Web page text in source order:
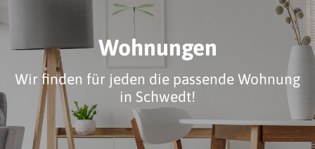
Wohnungen
Wir finden für jeden die passende Wohnung
in Schwedt!